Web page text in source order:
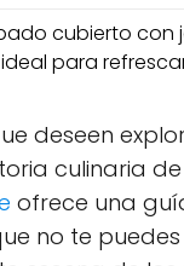
cubierto con‌
para
deseen
culinaria ‌de
ofrece una
no te